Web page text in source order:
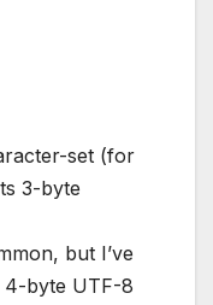
set (for
3-byte
but I’ve
4-byte UTF-8